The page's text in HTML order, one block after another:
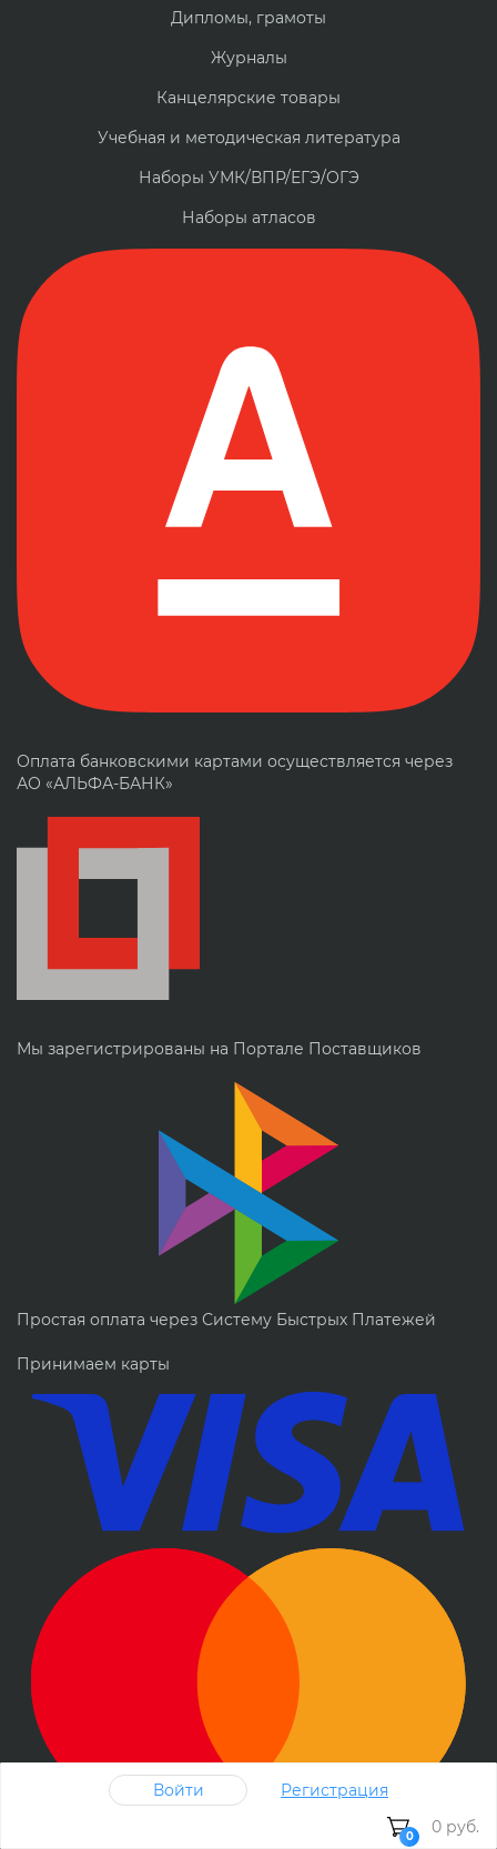
Дипломы, грамоты
Журналы
Канцелярские товары
Учебная и методическая литература
Наборы УМК/ВПР/ЕГЭ/ОГЭ
Наборы атласов
Оплата банковскими картами осуществляется через
АО «АЛЬФА-БАНК»
Мы зарегистрированы на Портале Поставщиков
Простая оплата через Систему Быстрых Платежей
Принимаем карты
Войти Регистрация
0 0 руб.